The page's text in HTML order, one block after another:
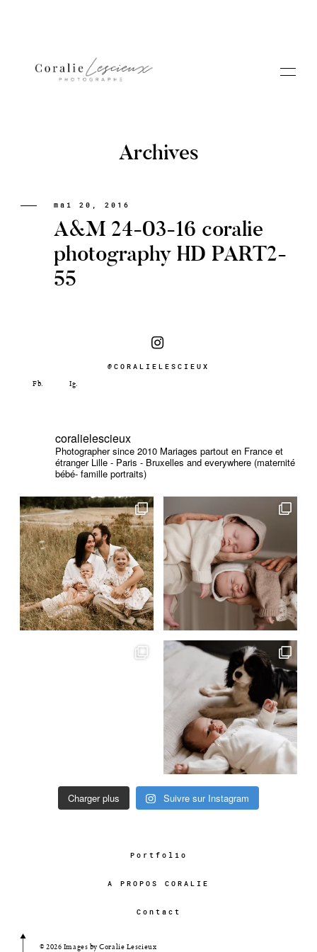
Portfolio
A PROPOS CORALIE
Archives
mai 20, 2016
A&M 24-03-16 coralie
photography HD PART2-
55
@CORALIELESCIEUX
coralielescieux
Photographer since 2010 Mariages partout en France et
étranger Lille - Paris - Bruxelles and everywhere (maternité
bébé- famille portraits)
Charger plus Suivre sur Instagram
Portfolio
A PROPOS CORALIE
Contact
© 2026 Images by Coralie Lescieux